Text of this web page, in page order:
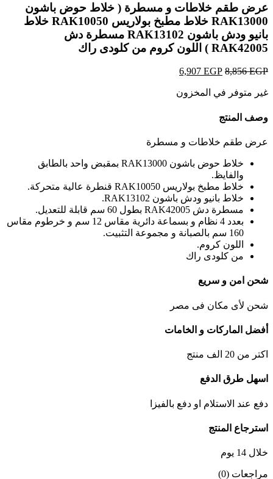
عرض طقم خلاطات و مسطرة ( خلاط حوض باشون
RAK13000 خلاط مطبخ بولاريس RAK10050 خلاط
بانيو ودش باشون RAK13102 مسطرة دش
RAK42005 ) اللون كروم من كلودى راك
8,856EGP
السعر
هو:
6,907 EGP
السعر
هو:غير متوفر في المخزون
وصف المنتج
عرض طقم خلاطات و مسطرة
خلاط حوض باشون RAK13000 بمقبض واحد بالطابق
والفايظ.
خلاط مطبخ بولاريس RAK10050 قنطرة عالية متحركة.
خلاط بانيو ودش باشون RAK13102.
مسطرة دش RAK42005 بطول 60 سم قابلة للتعديل.
بعدد 4 نظام و بسماعة دائرية مقاس 12 سم و خرطوم مقاس
160 سم بالصبانة و مجموعة التثبيت.
اللون كروم.
من كلودى راك
شحن امن و سريع
شحن لأى مكان فى مصر
أفضل الماركات و الخامات
اكتر من 20 الف منتج
اسهل طرق الدفع
دفع عند الاستلام او دفع بالفيزا
استرجاع المنتج
خلال 14 يوم
مراجعات (0)